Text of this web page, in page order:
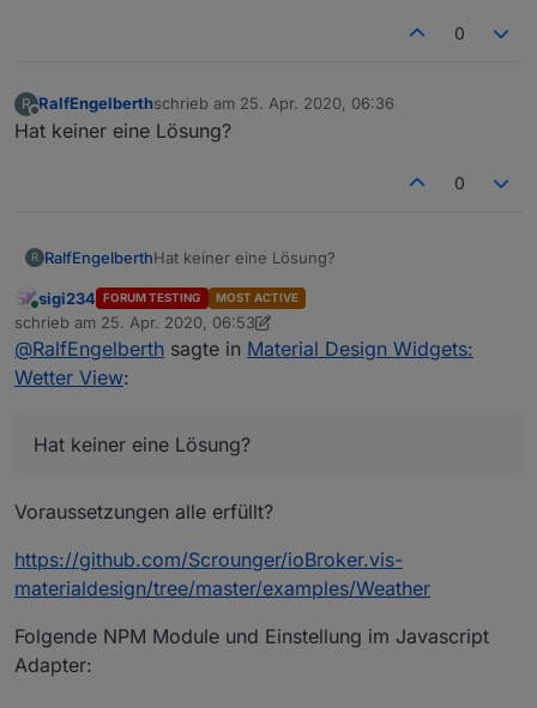
0
R
Offline
RalfEngelberthschrieb am 25. Apr. 2020, 06:36
zuletzt editiert von
Hat keiner eine Lösung?
0
R RalfEngelberthHat keiner eine Lösung?
Online
sigi234 FORUM TESTING MOST ACTIVE
schrieb am 25. Apr. 2020, 06:53
zuletzt editiert von sigi234
@RalfEngelberth sagte in Material Design Widgets:
Wetter View:
Hat keiner eine Lösung?
Voraussetzungen alle erfüllt?
https://github.com/Scrounger/ioBroker.vis-
materialdesign/tree/master/examples/Weather
Folgende NPM Module und Einstellung im Javascript
Adapter: